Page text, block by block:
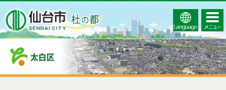
Select
Language
コンテ
ンツメ
ニュー
太白区